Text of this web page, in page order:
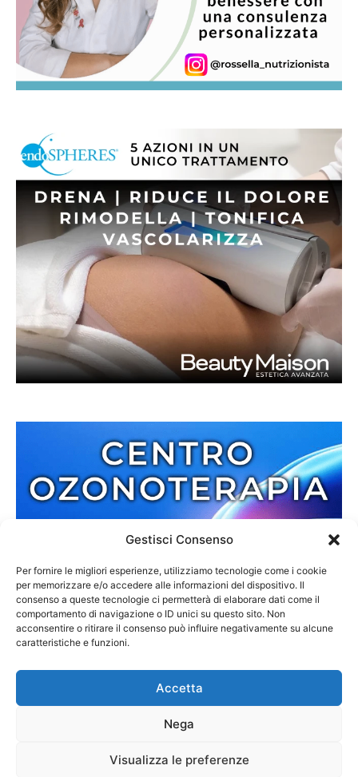
Gestisci Consenso
Per fornire le migliori esperienze, utilizziamo tecnologie come i cookie
per memorizzare e/o accedere alle informazioni del dispositivo. Il
consenso a queste tecnologie ci permetterà di elaborare dati come il
comportamento di navigazione o ID unici su questo sito. Non
acconsentire o ritirare il consenso può influire negativamente su alcune
caratteristiche e funzioni.
Accetta
Nega
Visualizza le preferenze
Contatti Cookie Policy Privacy Policy